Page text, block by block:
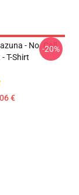
- No. Call
T-Shirt
€
-20%